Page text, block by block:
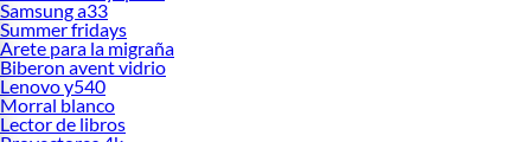
Samsung a33
Summer fridays
Arete para la migraña
Biberon avent vidrio
Lenovo y540
Morral blanco
Lector de libros